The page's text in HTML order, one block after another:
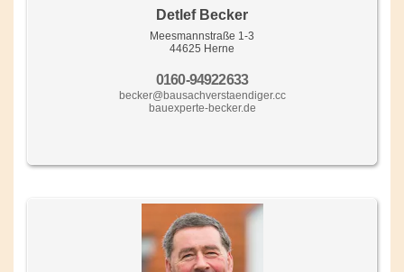
Detlef Becker
Meesmannstraße 1-3
44625 Herne
0160-94922633
becker@bausachverstaendiger.cc
bauexperte-becker.de